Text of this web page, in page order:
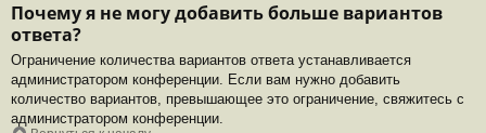
Почему я не могу добавить больше вариантов
ответа?
Ограничение количества вариантов ответа устанавливается
администратором конференции. Если вам нужно добавить
количество вариантов, превышающее это ограничение, свяжитесь с
администратором конференции.